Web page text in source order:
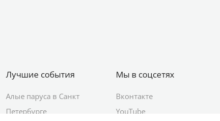
Лучшие события
Алые паруса в Санкт
Петербурге
Мы в соцсетях
Вконтакте
YouTube